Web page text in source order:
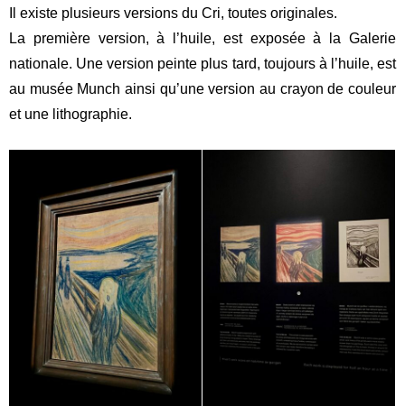
Il existe plusieurs versions du Cri, toutes originales.
La première version, à l’huile, est exposée à la Galerie
nationale. Une version peinte plus tard, toujours à l’huile, est
au musée Munch ainsi qu’une version au crayon de couleur
et une lithographie.